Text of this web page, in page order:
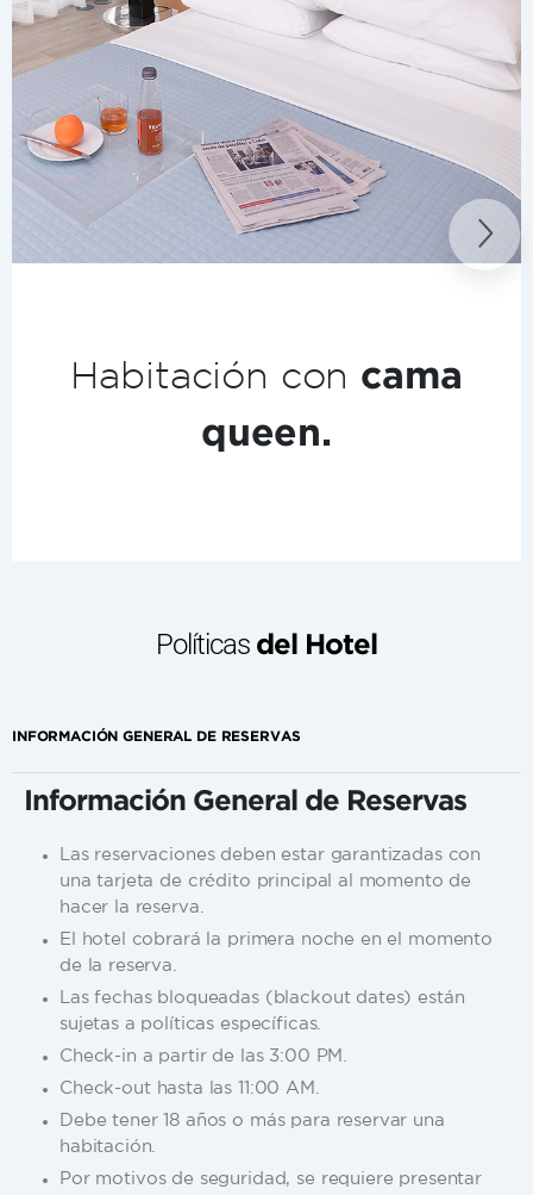
Maquina de café
Expreso.
Next
Políticas del Hotel
INFORMACIÓN GENERAL DE RESERVAS
Información General de Reservas
Las reservaciones deben estar garantizadas con
una tarjeta de crédito principal al momento de
hacer la reserva.
El hotel cobrará la primera noche en el momento
de la reserva.
Las fechas bloqueadas (blackout dates) están
sujetas a políticas específicas.
Check-in a partir de las 3:00 PM.
Check-out hasta las 11:00 AM.
Debe tener 18 años o más para reservar una
habitación.
Por motivos de seguridad, se requiere presentar